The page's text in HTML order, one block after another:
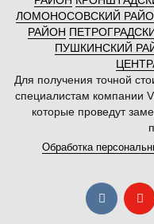
ЛОМОНОСОВСКИЙ
РАЙОН
ПУШКИНСКИЙ
Для получения точной
специалистам компании
которые проведут
Обработка